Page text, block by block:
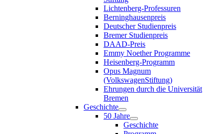
Lichtenberg-Professuren
Berninghausenpreis
Deutscher Studienpreis
Bremer Studienpreis
DAAD-Preis
Emmy Noether Programme
Heisenberg-Programm
Opus Magnum
(VolkswagenStiftung)
Ehrungen durch die Universität
Bremen
Geschichte
50 Jahre
Geschichte